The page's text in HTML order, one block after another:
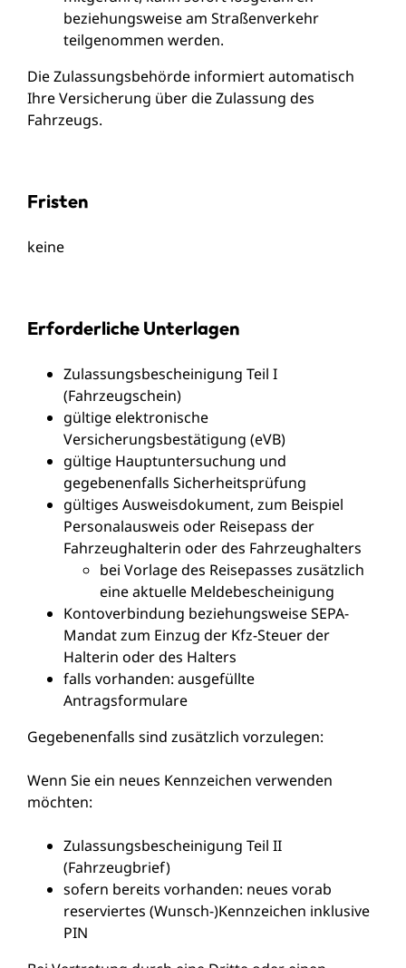
beziehungsweise am Straßenverkehr
teilgenommen werden.
Die Zulassungsbehörde informiert automatisch
Ihre Versicherung über die Zulassung des
Fahrzeugs.
Fristen
keine
Erforderliche Unterlagen
Zulassungsbescheinigung Teil I
(Fahrzeugschein)
gültige elektronische
Versicherungsbestätigung (eVB)
gültige Hauptuntersuchung und
gegebenenfalls Sicherheitsprüfung
gültiges Ausweisdokument, zum Beispiel
Personalausweis oder Reisepass der
Fahrzeughalterin oder des Fahrzeughalters
bei Vorlage des Reisepasses zusätzlich
eine aktuelle Meldebescheinigung
Kontoverbindung beziehungsweise SEPA‐
Mandat zum Einzug der Kfz‐Steuer der
Halterin oder des Halters
falls vorhanden: ausgefüllte
Antragsformulare
Gegebenenfalls sind zusätzlich vorzulegen:
Wenn Sie ein neues Kennzeichen verwenden
möchten:
Zulassungsbescheinigung Teil II
(Fahrzeugbrief)
sofern bereits vorhanden: neues vorab
reserviertes (Wunsch-)Kennzeichen inklusive
PIN